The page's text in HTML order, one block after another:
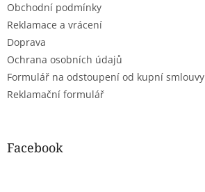
Obchodní podmínky
Reklamace a vrácení
Doprava
Ochrana osobních údajů
Formulář na odstoupení od kupní smlouvy
Reklamační formulář
Facebook